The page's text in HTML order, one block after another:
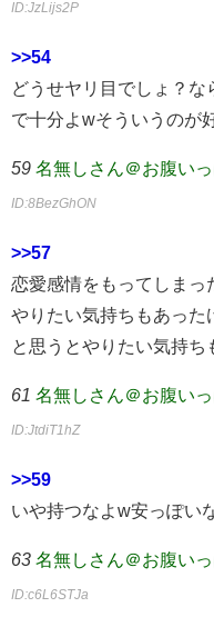
ID:JzLijs2P
>>54
どうせヤリ目でしょ？
で十分よwそういうのが
59 名無しさん＠お腹いっ
ID:8BezGhON
>>57
恋愛感情をもってしまっ
やりたい気持ちもあった
と思うとやりたい気持ち
61 名無しさん＠お腹いっ
ID:JtdiT1hZ
>>59
いや持つなよw安っぽい
63 名無しさん＠お腹いっ
ID:c6L6STJa